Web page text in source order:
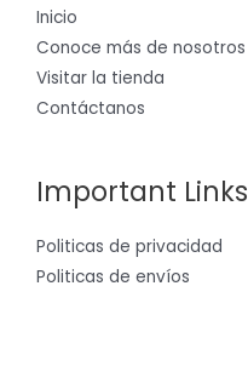
Inicio
Conoce más de nosotros
Visitar la tienda
Contáctanos
Important Links
Politicas de privacidad
Politicas de envíos